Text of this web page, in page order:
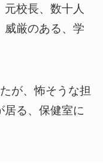
校長、数十人
威厳のある、学
が、怖そうな担
居る、保健室に